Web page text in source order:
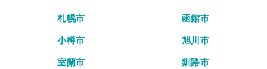
札幌市
函館市
小樽市
旭川市
室蘭市
釧路市